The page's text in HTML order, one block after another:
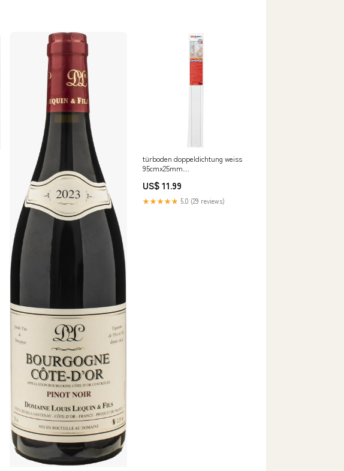
türboden doppeldichtung weiss
95cmx25mm
US$ 11.99
★★★★★ 5.0 (29 reviews)